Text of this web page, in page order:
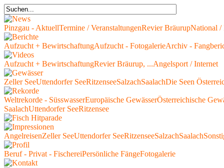
Pinzgau - AktuellTermine / VeranstaltungenRevier BräurupNational /
Aufzucht + BewirtschaftungAufzucht - FotogalerieArchiv -
Aufzucht + BewirtschaftungRevier Bräurup, ...Angelsport / Internet
Zeller SeeUttendorfer SeeRitzenseeSalzachSaalachDie Seen
Weltrekorde - SüsswasserEuropäische GewässerÖsterreichische
SaalachUttendorfer SeeRitzensee
AngelreisenZeller SeeUttendorfer SeeRitzenseeSalzachSaalach
Beruf - Privat - FischereiPersönliche FängeFotogalerie